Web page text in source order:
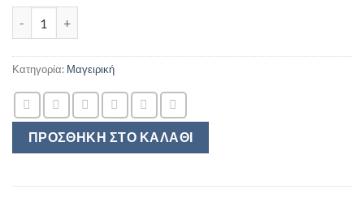
ΠΡΟΣΘΉΚΗ ΣΤΟ ΚΑΛΆΘΙ
Κατηγορία: Μαγειρική